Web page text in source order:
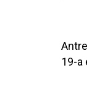
19-a